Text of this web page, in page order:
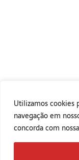
Utilizamos cookies
navegação em
concorda com nossa